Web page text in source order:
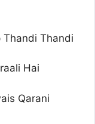
Thandi Thandi
Hai
Qarani